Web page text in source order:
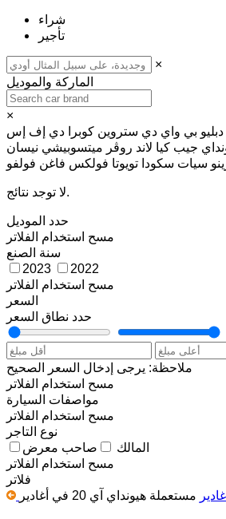
شراء
تأجير
×
الماركة والموديل
×
بي واي دي ستروين كوبرا دي إف إس
جيب كيا لاند روڤر ميتسوبيشي نيسان
سيات سكودا تويوتا فولكس فاغن فولفو
لا توجد نتائج.
حدد الموديل
مسح استخدام الفلاتر
سنة الصنع
2023
2022
مسح استخدام الفلاتر
السعر
حدد نطاق السعر
ملاحظة: يرجى إدخال السعر الصحيح
مسح استخدام الفلاتر
مواصفات السيارة
مسح استخدام الفلاتر
نوع التاجر
المالك
صاحب معرض
مسح استخدام الفلاتر
فلاتر
مستعملة هيونداي آي 20 في أغادير